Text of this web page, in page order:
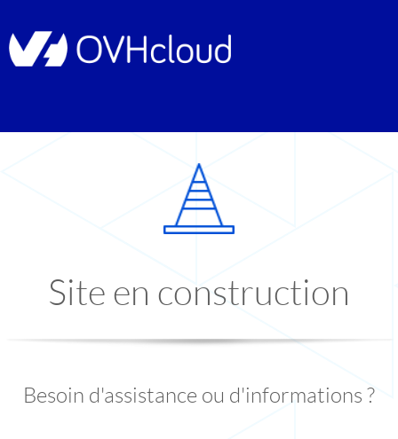
Site en construction
Besoin d'assistance ou d'informations ?